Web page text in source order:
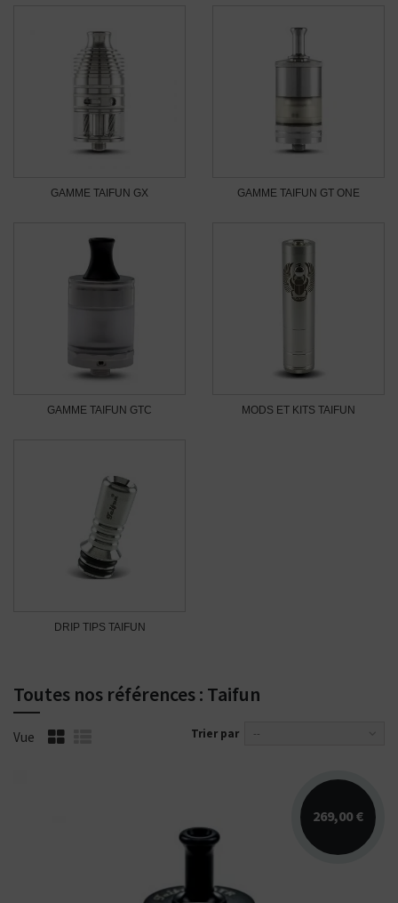
GAMME TAIFUN GX GAMME TAIFUN GT ONE
GAMME TAIFUN GTC MODS ET KITS TAIFUN
DRIP TIPS TAIFUN
Toutes nos références : Taifun
Vue Trier par --
269,00 €